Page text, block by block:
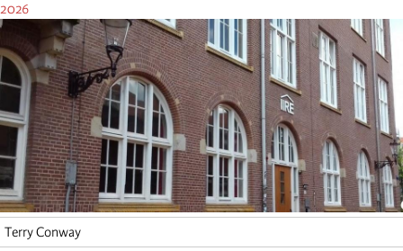
2026
Terry Conway